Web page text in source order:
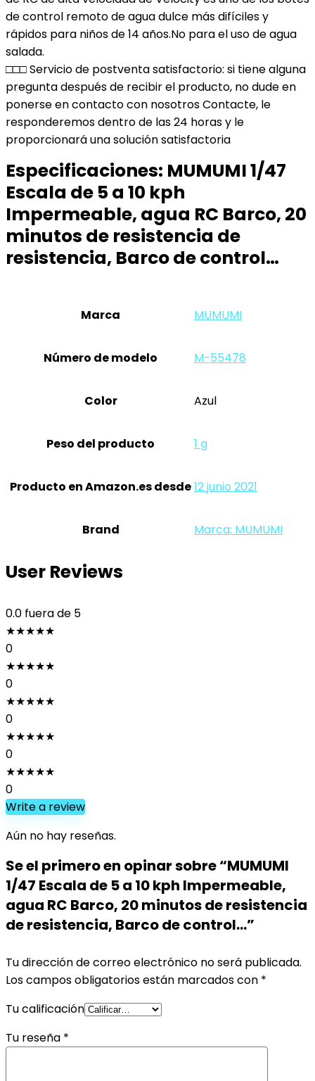
de control remoto de agua dulce más difíciles y
rápidos para niños de 14 años.No para el uso de agua
salada.
□□□ Servicio de postventa satisfactorio: si tiene alguna
pregunta después de recibir el producto, no dude en
ponerse en contacto con nosotros Contacte, le
responderemos dentro de las 24 horas y le
proporcionará una solución satisfactoria
Especificaciones: MUMUMI 1/47
Escala de 5 a 10 kph
Impermeable, agua RC Barco, 20
minutos de resistencia de
resistencia, Barco de control…
Marca ‎MUMUMI
Número de modelo ‎M-55478
Color ‎Azul
Peso del producto ‎1 g
Producto en Amazon.es desde12 junio 2021
Brand Marca: MUMUMI
User Reviews
0.0 fuera de 5
★★★★★
0
★★★★★
0
★★★★★
0
★★★★★
0
★★★★★
0
Write a review
Aún no hay reseñas.
Se el primero en opinar sobre “MUMUMI
1/47 Escala de 5 a 10 kph Impermeable,
agua RC Barco, 20 minutos de resistencia
de resistencia, Barco de control…”
Tu dirección de correo electrónico no será publicada.
Los campos obligatorios están marcados con *
Tu calificación
Tu reseña *